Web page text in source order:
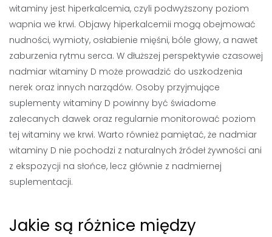
witaminy jest hiperkalcemia, czyli podwyższony poziom
wapnia we krwi. Objawy hiperkalcemii mogą obejmować
nudności, wymioty, osłabienie mięśni, bóle głowy, a nawet
zaburzenia rytmu serca. W dłuższej perspektywie czasowej
nadmiar witaminy D może prowadzić do uszkodzenia
nerek oraz innych narządów. Osoby przyjmujące
suplementy witaminy D powinny być świadome
zalecanych dawek oraz regularnie monitorować poziom
tej witaminy we krwi. Warto również pamiętać, że nadmiar
witaminy D nie pochodzi z naturalnych źródeł żywności ani
z ekspozycji na słońce, lecz głównie z nadmiernej
suplementacji.
Jakie są różnice między